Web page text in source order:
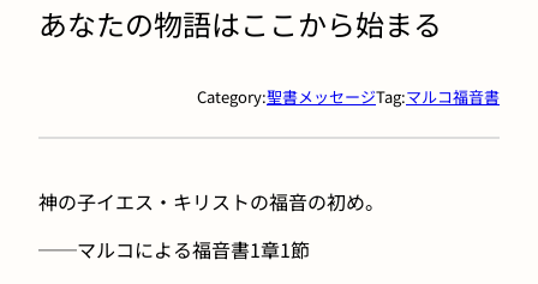
あなたの物語はここから始まる
Category:聖書メッセージTag:マルコ福音書
神の子イエス・キリストの福音の初め。
──マルコによる福音書1章1節